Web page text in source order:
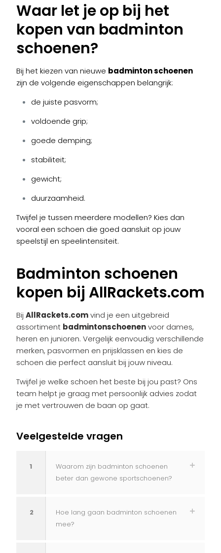
Waar let je op bij het
kopen van badminton
schoenen?
Bij het kiezen van nieuwe badminton schoenen
zijn de volgende eigenschappen belangrijk:
de juiste pasvorm;
voldoende grip;
goede demping;
stabiliteit;
gewicht;
duurzaamheid.
Twijfel je tussen meerdere modellen? Kies dan
vooral een schoen die goed aansluit op jouw
speelstijl en speelintensiteit.
Badminton schoenen
kopen bij AllRackets.com
Bij AllRackets.comvind je een uitgebreid
assortiment badmintonschoenenvoor dames,
heren en junioren. Vergelijk eenvoudig verschillende
merken, pasvormen en prijsklassen en kies de
schoen die perfect aansluit bij jouw niveau.
Twijfel je welke schoen het beste bij jou past? Ons
team helpt je graag met persoonlijk advies zodat
je met vertrouwen de baan op gaat.
Veelgestelde vragen
1
Waarom zijn badminton schoenen
beter dan gewone sportschoenen?
2
Hoe lang gaan badminton schoenen
mee?